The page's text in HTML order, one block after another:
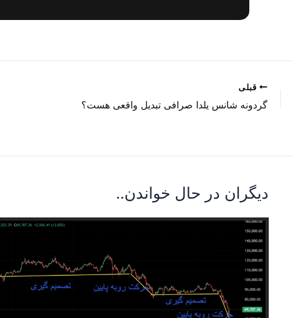
قبلی
گردونه شانس یلدا صرافی تبدیل واقعی هست؟
دیگران در حال خواندن..